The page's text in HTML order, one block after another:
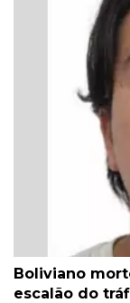
Boliviano
escalão do